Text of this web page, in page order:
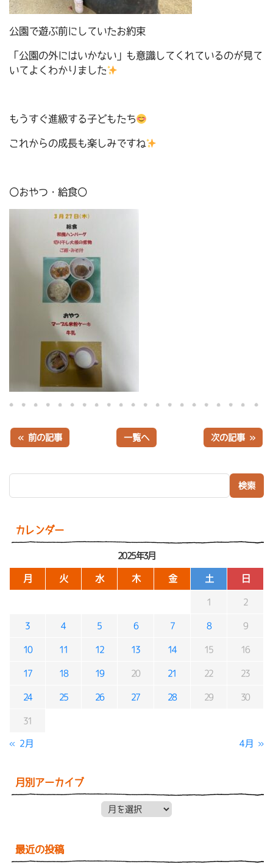
カレンダー
2025年3月
月 火 水 木 金 土 日
1 2
3 4 5 6 7 8 9
10 11 12 13 14 15 16
17 18 19 20 21 22 23
24 25 26 27 28 29 30
31
« 2月 4月 »
月別アーカイブ
最近の投稿
公園で遊ぶ前にしていたお約束
「公園の外にはいかない」も意識してくれているのが見て
いてよくわかりました
もうすぐ進級する子どもたち
これからの成長も楽しみですね
〇おやつ・給食〇
« 前の記事 一覧へ 次の記事 »